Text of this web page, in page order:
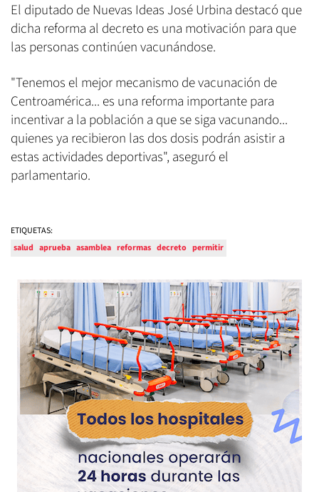
El diputado de Nuevas Ideas José Urbina destacó que
dicha reforma al decreto es una motivación para que
las personas continúen vacunándose.
"Tenemos el mejor mecanismo de vacunación de
Centroamérica... es una reforma importante para
incentivar a la población a que se siga vacunando...
quienes ya recibieron las dos dosis podrán asistir a
estas actividades deportivas", aseguró el
parlamentario.
ETIQUETAS:
salud aprueba asamblea reformas decreto permitir